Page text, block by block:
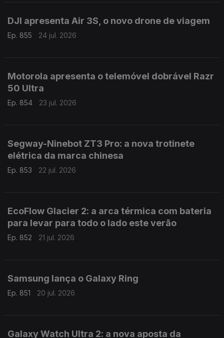
DJI apresenta Air 3S, o novo drone de viagem
Ep. 855 24 jul. 2026
Motorola apresenta o telemóvel dobrável Razr
50 Ultra
Ep. 854 23 jul. 2026
Segway-Ninebot ZT3 Pro: a nova trotinete
elétrica da marca chinesa
Ep. 853 22 jul. 2026
EcoFlow Glacier 2: a arca térmica com bateria
para levar para todo o lado este verão
Ep. 852 21 jul. 2026
Samsung lança o Galaxy Ring
Ep. 851 20 jul. 2026
Galaxy Watch Ultra 2: a nova aposta da